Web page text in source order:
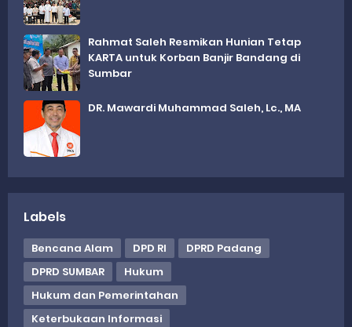
Rahmat Saleh Resmikan Hunian Tetap
KARTA untuk Korban Banjir Bandang di
Sumbar
DR. Mawardi Muhammad Saleh, Lc., MA
Labels
Bencana Alam DPD RI
DPRD Padang
DPRD SUMBAR
Hukum
Hukum dan Pemerintahan
Keterbukaan Informasi